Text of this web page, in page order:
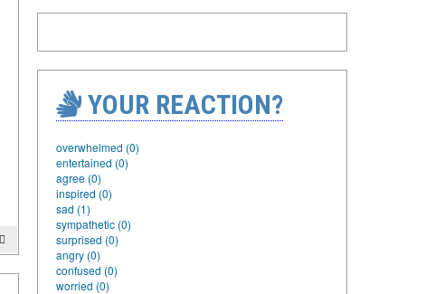
YOUR REACTION?
overwhelmed (0)
entertained (0)
agree (0)
inspired (0)
sad (1)
sympathetic (0)
surprised (0)
angry (0)
confused (0)
worried (0)